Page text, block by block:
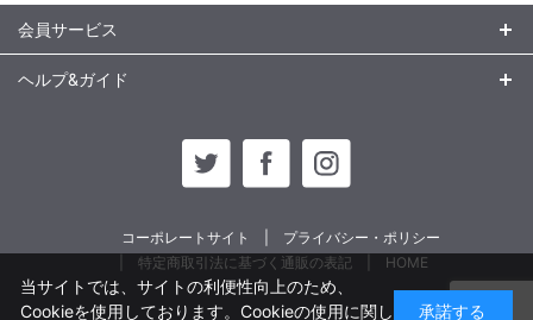
会員サービス
ヘルプ&ガイド
コーポレートサイト
プライバシー・ポリシー
特定商取引法に基づく通販の表記
HOME
当サイトでは、サイトの利便性向上のため、
Cookieを使用しております。Cookieの使用に関し
承諾する